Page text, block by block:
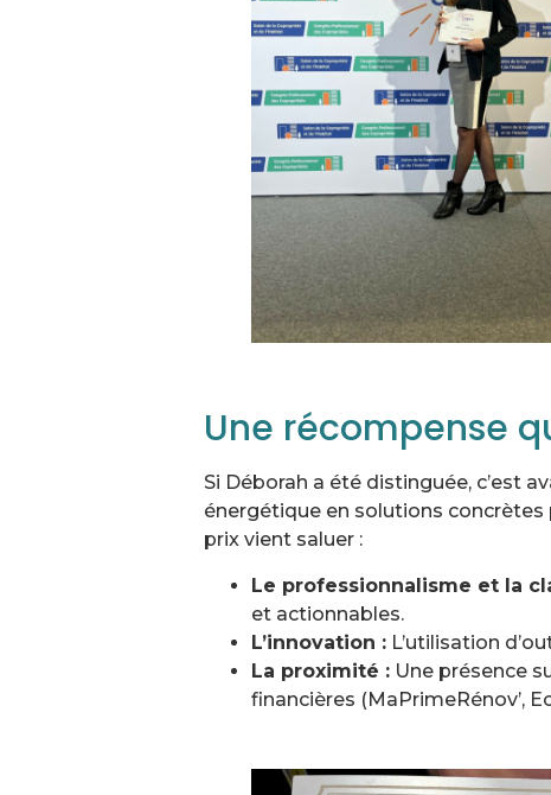
Une récompense
Si Déborah a été distinguée, c’est
énergétique en solutions
prix vient saluer :
Le professionnalisme et la
et actionnables.
L’innovation : L’utilisation
La proximité : Une présence
financières (MaPrimeRénov’,